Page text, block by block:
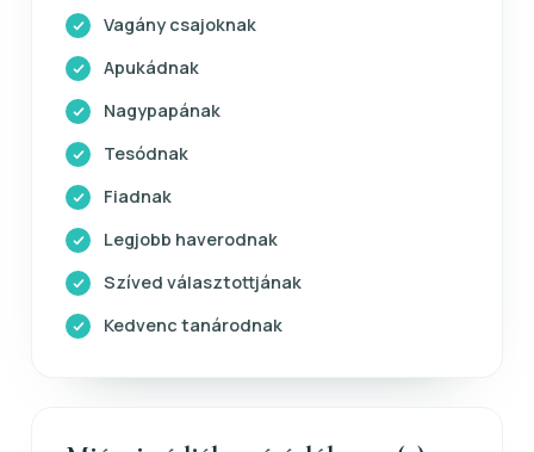
Vagány csajoknak
Apukádnak
Nagypapának
Tesódnak
Fiadnak
Legjobb haverodnak
Szíved választottjának
Kedvenc tanárodnak